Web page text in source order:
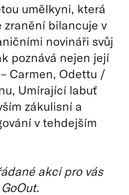
umělkyni, která
zranění bilancuje v
novináři svůj
poznává nejen její
Carmen, Odettu /
Umírající labuť
zákulisní a
v tehdejším
akci pro vás